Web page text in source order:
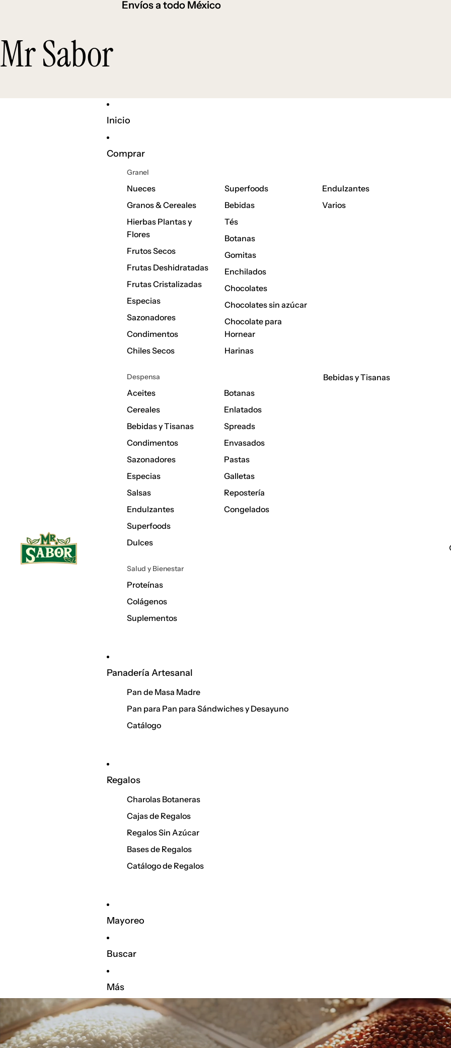
Envíos a todo México
Envíos a todo México
Mr Sabor
Inicio
Comprar
Granel
Nueces
Granos & Cereales
Hierbas Plantas y
Flores
Frutos Secos
Frutas Deshidratadas
Frutas Cristalizadas
Especias
Sazonadores
Condimentos
Chiles Secos
Superfoods
Bebidas
Tés
Botanas
Gomitas
Enchilados
Chocolates
Chocolates sin azúcar
Chocolate para
Hornear
Harinas
Endulzantes
Varios
Despensa
Aceites
Cereales
Bebidas y Tisanas
Condimentos
Sazonadores
Especias
Salsas
Endulzantes
Superfoods
Dulces
Botanas
Enlatados
Spreads
Envasados
Pastas
Galletas
Repostería
Congelados
Bebidas y Tisanas
Salud y Bienestar
Proteínas
Colágenos
Suplementos
Panadería Artesanal
Pan de Masa Madre
Pan para Pan para Sándwiches y Desayuno
Catálogo
Regalos
Charolas Botaneras
Cajas de Regalos
Regalos Sin Azúcar
Bases de Regalos
Catálogo de Regalos
Mayoreo
Buscar
Más